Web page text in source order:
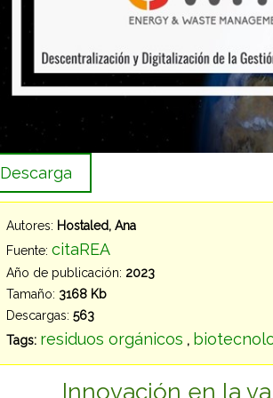
Descarga
Autores: Hostaled, Ana
Fuente: citaREA
Año de publicación: 2023
Tamaño: 3168 Kb
Descargas: 563
Tags: residuos orgánicos ,
Innovación en la